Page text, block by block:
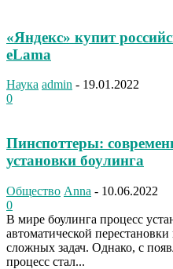
«Яндекс» купит
eLama
Наука admin - 19.01.2022
0
Пинспоттеры:
установки боулинга
Общество Anna - 10.06.2022
0
В мире боулинга процесс
автоматической
сложных задач. Однако, с
процесс стал...